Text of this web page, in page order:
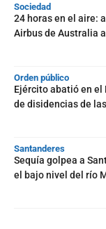
Sociedad
24 horas en el aire:
Airbus de Australia
Orden público
Ejército abatió en el
de disidencias de
Santanderes
Sequía golpea a
el bajo nivel del río